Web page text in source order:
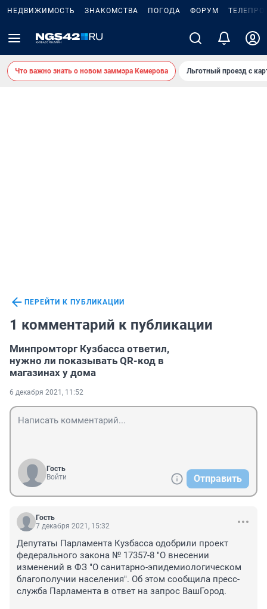
НЕДВИЖИМОСТЬ ЗНАКОМСТВА ПОГОДА ФОРУМ
Что важно знать о новом заммэра Кемерова Льготный проезд с
ПЕРЕЙТИ К ПУБЛИКАЦИИ
1 комментарий к публикации
Минпромторг Кузбасса ответил,
нужно ли показывать QR-код в
магазинах у дома
6 декабря 2021, 11:52
Гость
Войти
Отправить
Гость
7 декабря 2021, 15:32
Депутаты Парламента Кузбасса одобрили проект
федерального закона № 17357-8 "О внесении
изменений в ФЗ "О санитарно-эпидемиологическом
благополучии населения". Об этом сообщила пресс-
служба Парламента в ответ на запрос ВашГород.